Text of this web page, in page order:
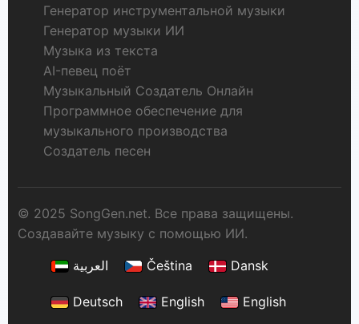
Генератор инструментальной музыки
Генератор музыки ИИ
Музыка из текста
AI-певец поёт
Музыкальный Создатель Онлайн
Программное обеспечение для
музыкального производства
Создатель песен
© 2025 SongGen.net. Все права защищены.
Создавайте музыку с помощью ИИ.
العربية
Čeština Dansk
Deutsch English English